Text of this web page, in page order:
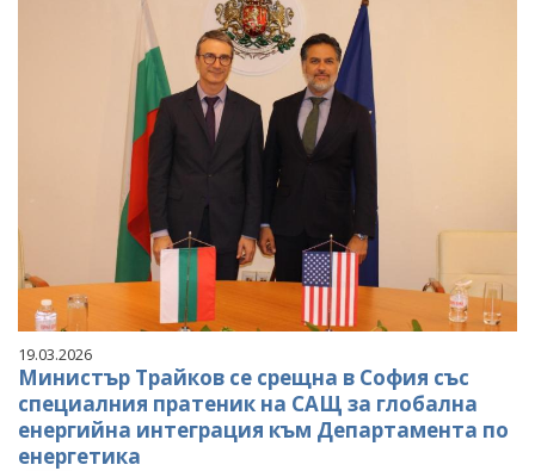
19.03.2026
Министър Трайков се срещна в София със
специалния пратеник на САЩ за глобална
енергийна интеграция към Департамента по
енергетика